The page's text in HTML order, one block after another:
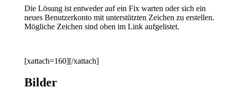
Die Lösung ist entweder auf ein Fix warten oder sich ein
neues Benutzerkonto mit unterstützten Zeichen zu erstellen.
Mögliche Zeichen sind oben im Link aufgelistet.
[xattach=160][/xattach]
Bilder